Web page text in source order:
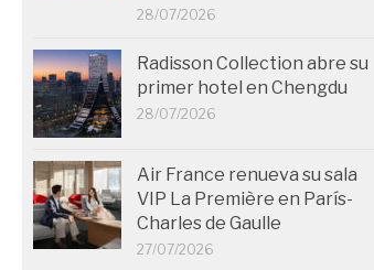
28/07/2026
Radisson Collection abre su
primer hotel en Chengdu
28/07/2026
Air France renueva su sala
VIP La Première en París-
Charles de Gaulle
27/07/2026